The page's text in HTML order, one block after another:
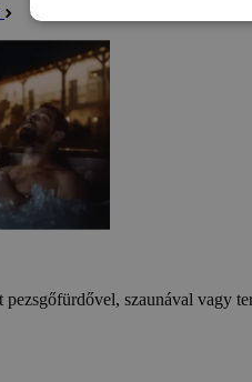
szaunával vagy